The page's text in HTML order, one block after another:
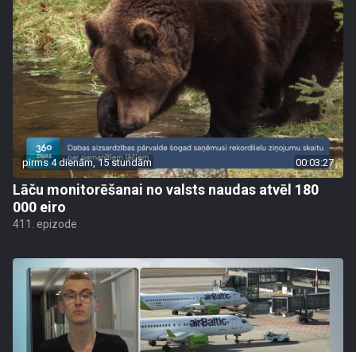
pirms 4 dienām, 15 stundām 00:03:27
Lāču monitorēšanai no valsts naudas atvēl 180
000 eiro
411. epizode